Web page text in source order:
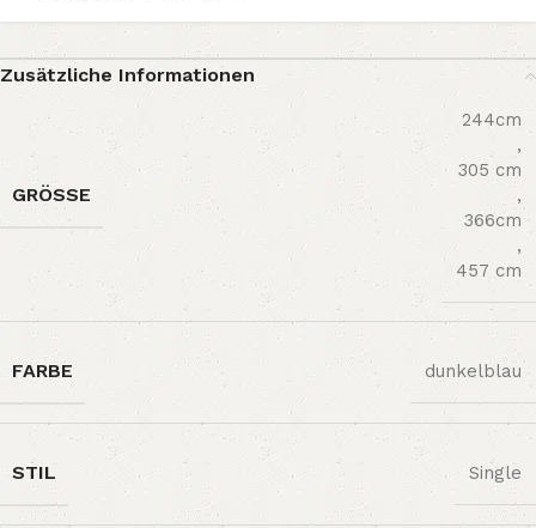
Zusätzliche Informationen
GRÖSSE
244cm
,
305 cm
,
366cm
,
457 cm
FARBE dunkelblau
STIL Single